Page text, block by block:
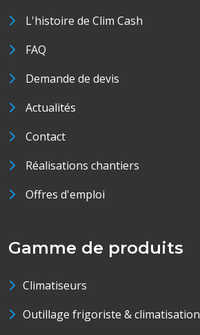
L'histoire de Clim Cash
FAQ
Demande de devis
Actualités
Contact
Réalisations chantiers
Offres d'emploi
Gamme de produits
Climatiseurs
Outillage frigoriste & climatisation